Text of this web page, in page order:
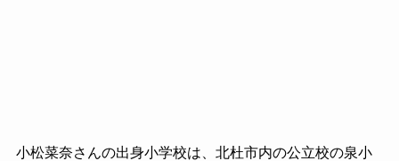
小松菜奈さんの出身小学校は、北杜市内の公立校の泉小